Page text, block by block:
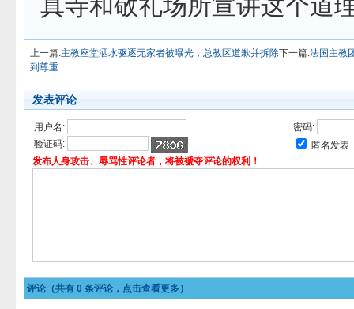
真寺和敬礼场所宣讲这个道
上一篇:主教座堂洒水驱逐无家者被曝光，总教区道歉并拆除下一篇:法国主教
到尊重
发表评论
用户名:
密码:
验证码:
匿名发表
发布人身攻击、辱骂性评论者，将被褫夺评论的权利！
评论（共有 0 条评论，点击查看更多）